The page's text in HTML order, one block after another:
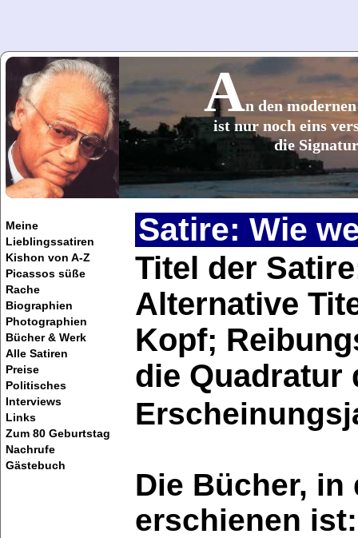
An den
ist nur noch eins
die
Meine
Lieblingssatiren
Kishon von A-Z
Picassos süße
Rache
Biographien
Photographien
Bücher & Werk
Alle Satiren
Preise
Politisches
Interviews
Links
Zum 80 Geburtstag
Nachrufe
Gästebuch
Satire: Wie
Titel der
Alternative
Kopf;
die Quadratur
Die Bücher, in
erschienen ist: